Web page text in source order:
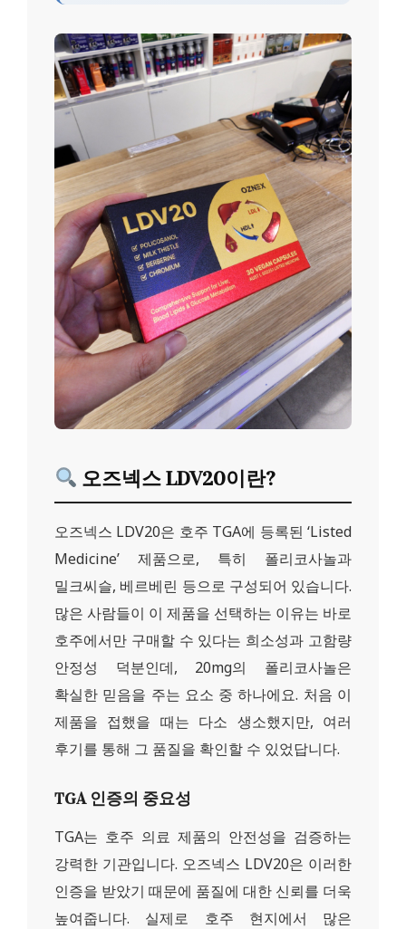
오즈넥스 LDV20이란?
오즈넥스 LDV20은 호주 TGA에 등록된 ‘Listed
Medicine’ 제품으로, 특히 폴리코사놀과
밀크씨슬, 베르베린 등으로 구성되어 있습니다.
많은 사람들이 이 제품을 선택하는 이유는 바로
호주에서만 구매할 수 있다는 희소성과 고함량
안정성 덕분인데, 20mg의 폴리코사놀은
확실한 믿음을 주는 요소 중 하나에요. 처음 이
제품을 접했을 때는 다소 생소했지만, 여러
후기를 통해 그 품질을 확인할 수 있었답니다.
TGA 인증의 중요성
TGA는 호주 의료 제품의 안전성을 검증하는
강력한 기관입니다. 오즈넥스 LDV20은 이러한
인증을 받았기 때문에 품질에 대한 신뢰를 더욱
높여줍니다. 실제로 호주 현지에서 많은